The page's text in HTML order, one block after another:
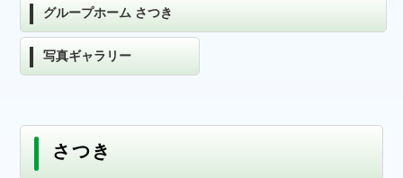
グループホーム さつき
写真ギャラリー
さつき